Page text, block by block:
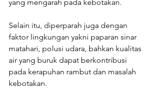
yang mengarah pada kebotakan.
Selain itu, diperparah juga dengan
faktor lingkungan yakni paparan sinar
matahari, polusi udara, bahkan kualitas
air yang buruk dapat berkontribusi
pada kerapuhan rambut dan masalah
kebotakan.